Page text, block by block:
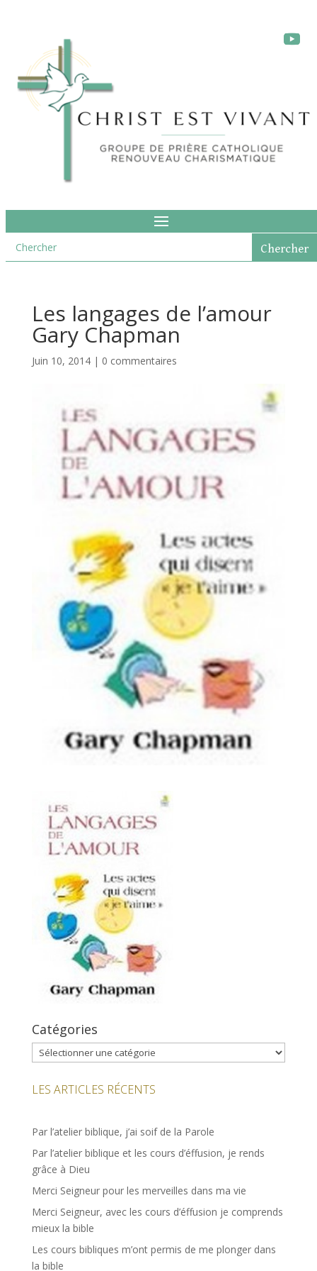
Les langages de l’amour
Gary Chapman
Juin 10, 2014| 0 commentaires
Catégories
Catégories
LES ARTICLES RÉCENTS
Par l’atelier biblique, j’ai soif de la Parole
Par l’atelier biblique et les cours d’éffusion, je rends
grâce à Dieu
Merci Seigneur pour les merveilles dans ma vie
Merci Seigneur, avec les cours d’éffusion je comprends
mieux la bible
Les cours bibliques m’ont permis de me plonger dans
la bible